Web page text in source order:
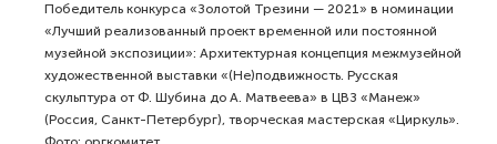
Победитель конкурса «Золотой Трезини — 2021» в номинации
«Лучший реализованный проект временной или постоянной
музейной экспозиции»: Архитектурная концепция межмузейной
художественной выставки «(Не)подвижность. Русская
скульптура от Ф. Шубина до А. Матвеева» в ЦВЗ «Манеж»
(Россия, Санкт-Петербург), творческая мастерская «Циркуль».